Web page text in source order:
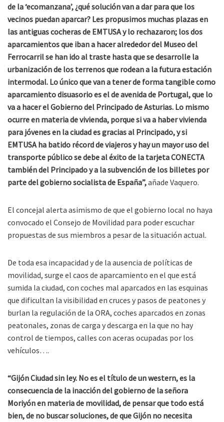
de la ‘ecomanzana’, ¿qué solución van a dar para que los
vecinos puedan aparcar? Les propusimos muchas plazas en
las antiguas cocheras de EMTUSA y lo rechazaron; los dos
aparcamientos que iban a hacer alrededor del Museo del
Ferrocarril se han ido al traste hasta que se desarrolle la
urbanización de los terrenos que rodean a la futura estación
intermodal. Lo único que van a tener de forma tangible como
aparcamiento disuasorio es el de avenida de Portugal, que lo
va a hacer el Gobierno del Principado de Asturias. Lo mismo
ocurre en materia de vivienda, porque si va a haber vivienda
para jóvenes en la ciudad es gracias al Principado, y si
EMTUSA ha batido récord de viajeros y hay un mayor uso del
transporte público se debe al éxito de la tarjeta CONECTA
también del Principado y a la subvención de los billetes por
parte del gobierno socialista de España”,añade Vaquero.
El concejal alerta asimismo de que el gobierno local no haya
convocado el Consejo de Movilidad para poder escuchar
propuestas de sus miembros a pesar de la situación actual.
De toda esa incapacidad y de la ausencia de políticas de
movilidad, surge el caos de aparcamiento en el que está
sumida la ciudad, con coches mal aparcados en las esquinas
que dificultan la visibilidad en cruces y pasos de peatones y
burlan la regulación de la ORA, coches aparcados en zonas
peatonales, zonas de carga y descarga en la que no hay
control de tiempos, calles con aceras ocupadas por los
vehículos….
“Gijón Ciudad sin ley. No es el título de un western, es la
consecuencia de la inacción del gobierno de la señora
Moriyón en materia de movilidad, de pensar que todo está
bien, de no buscar soluciones, de que Gijón no necesita